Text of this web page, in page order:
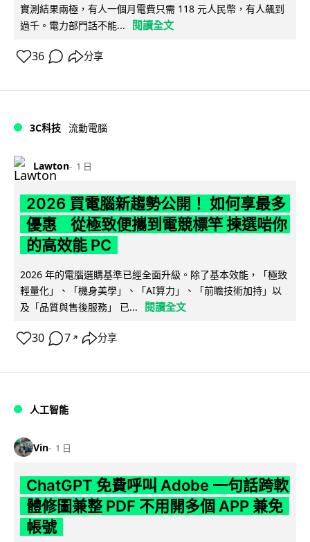
實測結果兩極，有人一個月電費只需 118 元人民幣，有人飆到
過千。電力部門話不能...
閱讀全文
36 分享
3C科技 流動電腦
Lawton 1 日
2026 買電腦新趨勢公開！ 如何享最多
優惠 從極致便攜到電競標竿 揀選啱你
的高效能 PC
2026 年的電腦選購基準已經全面升級。除了基本效能，「極致
輕量化」、「機身美學」、「AI算力」、「前瞻技術加持」以
及「品質與售後服務」 已...
閱讀全文
30 7 ↗ 分享
人工智能
Vin 1 日
ChatGPT 免費呼叫 Adobe 一句話跨軟
體修圖兼整 PDF 不用開多個 APP 兼免
帳號